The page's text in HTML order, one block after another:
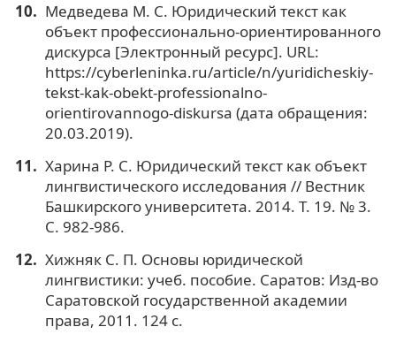
Медведева М. С. Юридический текст как
объект профессионально-ориентированного
дискурса [Электронный ресурс]. URL:
https://cyberleninka.ru/article/n/yuridicheskiy-
tekst-kak-obekt-professionalno-
orientirovannogo-diskursa (дата обращения:
20.03.2019).
Харина Р. С. Юридический текст как объект
лингвистического исследования // Вестник
Башкирского университета. 2014. Т. 19. № 3.
С. 982-986.
Хижняк С. П. Основы юридической
лингвистики: учеб. пособие. Саратов: Изд-во
Саратовской государственной академии
права, 2011. 124 с.